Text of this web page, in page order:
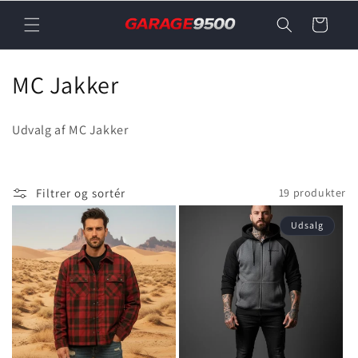
indhold
Indkøbskurv
K
l
e
k
t
i
o
MC Jakker
Udvalg af MC Jakker
Filtrer og sortér 19 produkter
Udsalg